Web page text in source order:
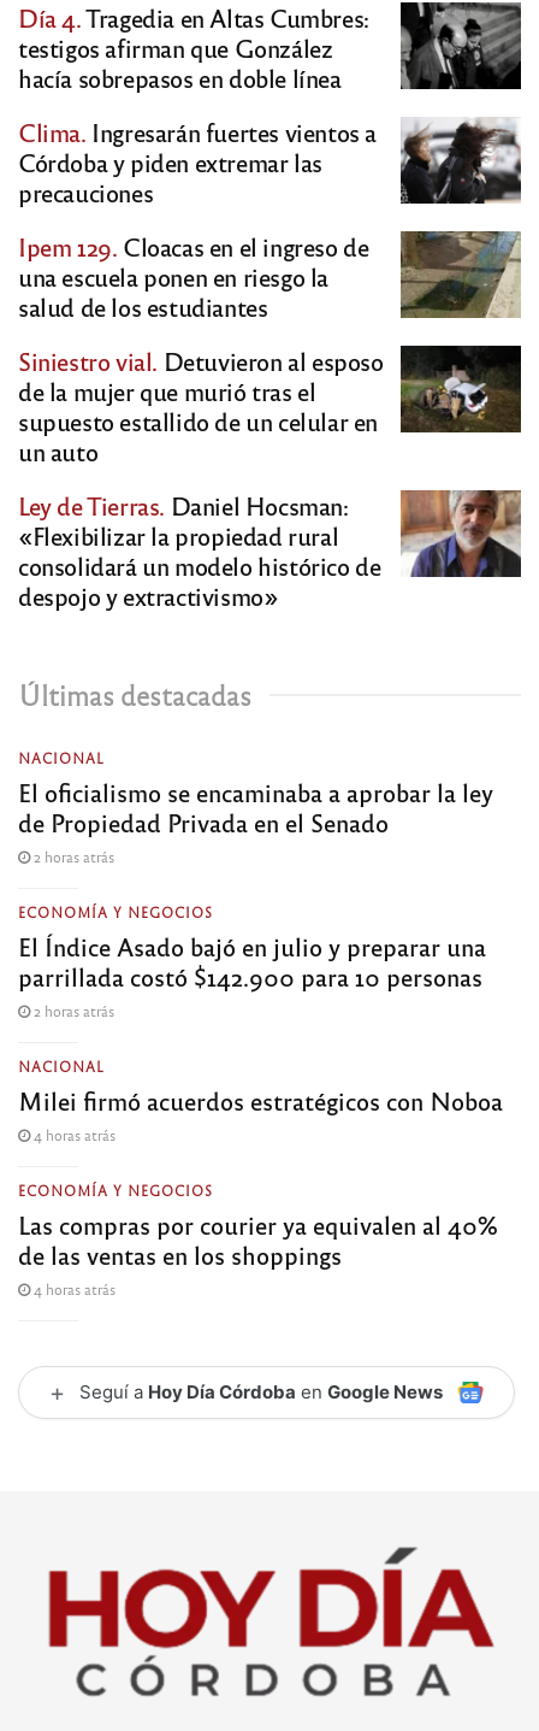
Día 4.Tragedia en Altas Cumbres:
testigos afirman que González
hacía sobrepasos en doble línea
Clima. Ingresarán fuertes vientos a
Córdoba y piden extremar las
precauciones
Ipem 129. Cloacas en el ingreso de
una escuela ponen en riesgo la
salud de los estudiantes
Siniestro vial. Detuvieron al esposo
de la mujer que murió tras el
supuesto estallido de un celular en
un auto
Ley de Tierras. Daniel Hocsman:
«Flexibilizar la propiedad rural
consolidará un modelo histórico de
despojo y extractivismo»
Últimas destacadas
NACIONAL
El oficialismo se encaminaba a aprobar la ley
de Propiedad Privada en el Senado
2 horas atrás
ECONOMÍA Y NEGOCIOS
El Índice Asado bajó en julio y preparar una
parrillada costó $142.900 para 10 personas
2 horas atrás
NACIONAL
Milei firmó acuerdos estratégicos con Noboa
4 horas atrás
ECONOMÍA Y NEGOCIOS
Las compras por courier ya equivalen al 40%
de las ventas en los shoppings
4 horas atrás
+ Seguí a Hoy Día Córdoba en Google News